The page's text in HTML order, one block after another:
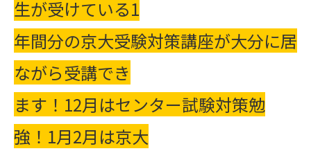
生が受けている1
年間分の京大受験対策講座が大分に居
ながら受講でき
ます！12月はセンター試験対策勉
強！1月2月は京大